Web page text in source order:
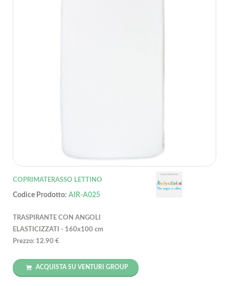
COPRIMATERASSO LETTINO
Codice Prodotto: AIR-A025
TRASPIRANTE CON ANGOLI
ELASTICIZZATI - 160x100 cm
Prezzo: 12.90 €
ACQUISTA SU VENTURI GROUP